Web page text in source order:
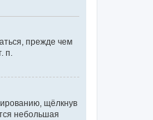
прежде чем
п.
щёлкнув
небольшая